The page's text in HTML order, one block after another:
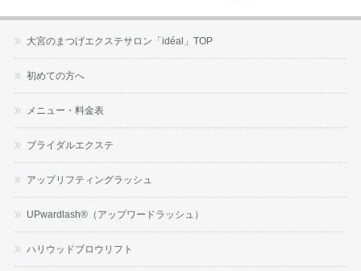
大宮のまつげエクステサロン「idéal」TOP
初めての方へ
メニュー・料金表
ブライダルエクステ
アップリフティングラッシュ
UPwardlash®（アップワードラッシュ）
ハリウッドブロウリフト